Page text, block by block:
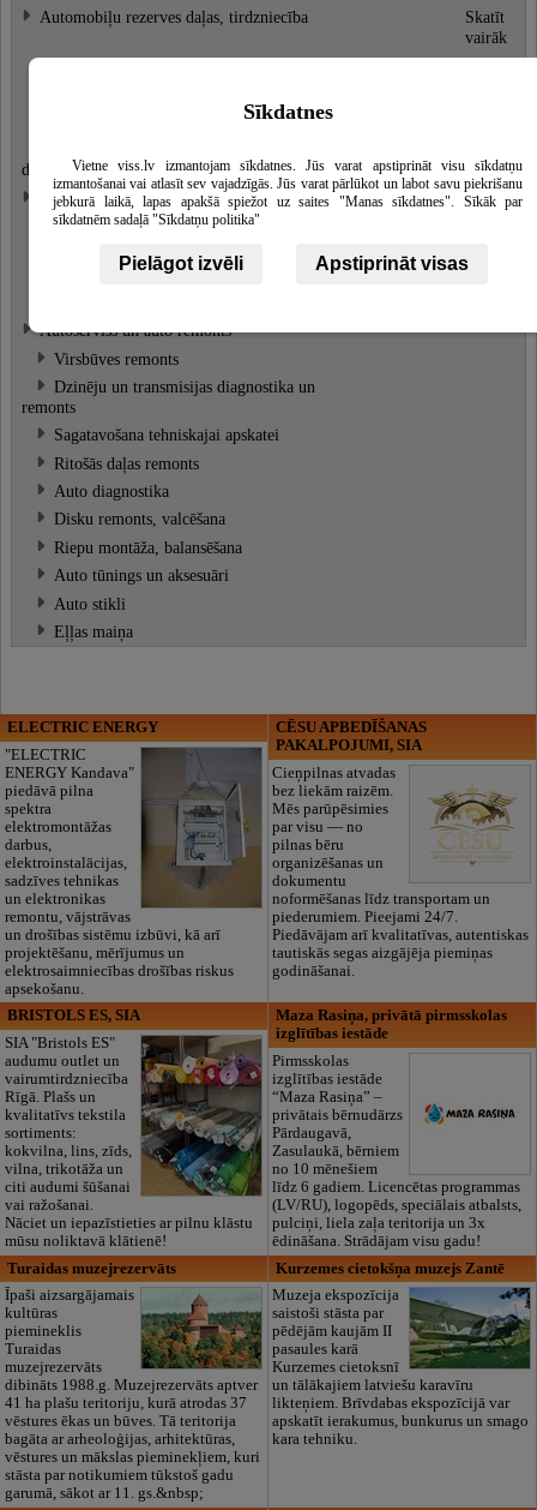
Automobiļu rezerves daļas, tirdzniecība
Skatīt
vairāk
daļas
Auto riepu serviss
Skatīt
Vasaras, ziemas riepas
Autoserviss un auto remonts
Virsbūves remonts
Dzinēju un transmisijas diagnostika un
remonts
Sagatavošana tehniskajai apskatei
Ritošās daļas remonts
Auto diagnostika
Disku remonts, valcēšana
Riepu montāža, balansēšana
Auto tūnings un aksesuāri
Auto stikli
Eļļas maiņa
ELECTRIC ENERGY
"ELECTRIC
ENERGY Kandava"
piedāvā pilna
spektra
elektromontāžas
darbus,
elektroinstalācijas,
sadzīves tehnikas
un elektronikas
remontu, vājstrāvas
un drošības sistēmu izbūvi, kā arī
projektēšanu, mērījumus un
elektrosaimniecības drošības riskus
apsekošanu.
CĒSU APBEDĪŠANAS
PAKALPOJUMI, SIA
Cieņpilnas atvadas
bez liekām raizēm.
Mēs parūpēsimies
par visu — no
pilnas bēru
organizēšanas un
dokumentu
noformēšanas līdz transportam un
piederumiem. Pieejami 24/7.
Piedāvājam arī kvalitatīvas, autentiskas
tautiskās segas aizgājēja piemiņas
godināšanai.
BRISTOLS ES, SIA
SIA "Bristols ES"
audumu outlet un
vairumtirdzniecība
Rīgā. Plašs un
kvalitatīvs tekstila
sortiments:
kokvilna, lins, zīds,
vilna, trikotāža un
citi audumi šūšanai
vai ražošanai.
Nāciet un iepazīstieties ar pilnu klāstu
mūsu noliktavā klātienē!
Maza Rasiņa, privātā pirmsskolas
izglītības iestāde
Pirmsskolas
izglītības iestāde
“Maza Rasiņa” –
privātais bērnudārzs
Pārdaugavā,
Zasulaukā, bērniem
no 10 mēnešiem
līdz 6 gadiem. Licencētas programmas
(LV/RU), logopēds, speciālais atbalsts,
pulciņi, liela zaļa teritorija un 3x
ēdināšana. Strādājam visu gadu!
Turaidas muzejrezervāts
Īpaši aizsargājamais
kultūras
piemineklis
Turaidas
muzejrezervāts
dibināts 1988.g. Muzejrezervāts aptver
41 ha plašu teritoriju, kurā atrodas 37
vēstures ēkas un būves. Tā teritorija
bagāta ar arheoloģijas, arhitektūras,
vēstures un mākslas pieminekļiem, kuri
stāsta par notikumiem tūkstoš gadu
garumā, sākot ar 11. gs.&nbsp;
Kurzemes cietokšņa muzejs Zantē
Muzeja ekspozīcija
saistoši stāsta par
pēdējām kaujām II
pasaules karā
Kurzemes cietoksnī
un tālākajiem latviešu karavīru
likteņiem. Brīvdabas ekspozīcijā var
apskatīt ierakumus, bunkurus un smago
kara tehniku.
Sīkdatnes
Vietne viss.lv izmantojam sīkdatnes. Jūs varat apstiprināt visu sīkdatņu
izmantošanai vai atlasīt sev vajadzīgās. Jūs varat pārlūkot un labot savu piekrišanu
jebkurā laikā, lapas apakšā spiežot uz saites "Manas sīkdatnes". Sīkāk par
sīkdatnēm sadaļā "Sīkdatņu politika"
Pielāgot izvēli Apstiprināt visas